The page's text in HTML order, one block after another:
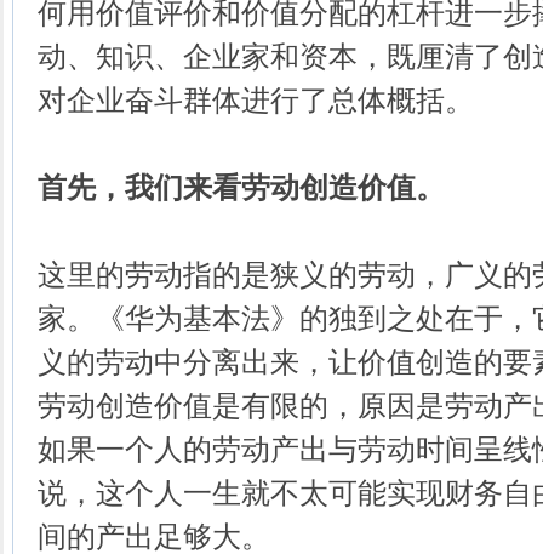
何用价值评价和价值分配的杠杆进一
动、知识、企业家和资本，既厘清了
对企业奋斗群体进行了总体概括。
首先，我们来看劳动创造价值。
这里的劳动指的是狭义的劳动，广义
家。《华为基本法》的独到之处在于
义的劳动中分离出来，让价值创造的
劳动创造价值是有限的，原因是劳动
如果一个人的劳动产出与劳动时间呈
说，这个人一生就不太可能实现财务
间的产出足够大。